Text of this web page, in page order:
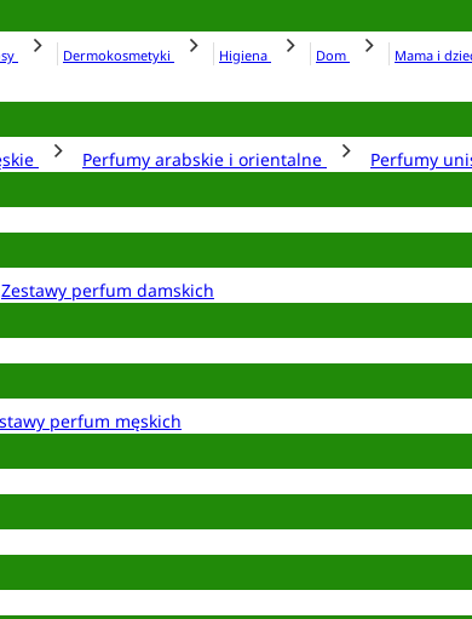
Dermokosmetyki Higiena Dom Mama i
Perfumy arabskie i orientalne Perfumy
Zestawy perfum damskich
perfum męskich